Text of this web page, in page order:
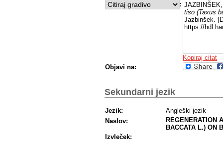
:
tiso (Taxus
Jazbinšek.
https://
Kopiraj citat
Objavi na:
Sekundarni jezik
Jezik:
Angleški jezik
Naslov:
REGENERATION
BACCATA L.) ON
Izvleček: